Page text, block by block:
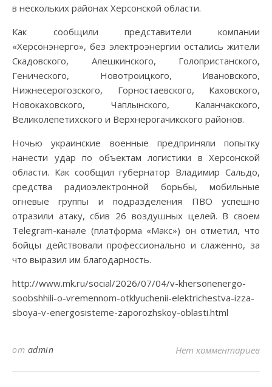
в нескольких районах Херсонской области.
Как сообщили представители компании
«Херсонэнерго», без электроэнергии остались жители
Скадовского, Алешкинского, Голопристанского,
Генического, Новотроицкого, Ивановского,
Нижнесерогозского, Горностаевского, Каховского,
Новокаховского, Чаплынского, Каланчакского,
Великолепетихского и Верхнерогачикского районов.
Ночью украинские военные предприняли попытку
нанести удар по объектам логистики в Херсонской
области. Как сообщил губернатор Владимир Сальдо,
средства радиоэлектронной борьбы, мобильные
огневые группы и подразделения ПВО успешно
отразили атаку, сбив 26 воздушных целей. В своем
Telegram-канале (платформа «Макс») он отметил, что
бойцы действовали профессионально и слаженно, за
что выразил им благодарность.
http://www.mk.ru/social/2026/07/04/v-khersonenergo-
soobshhili-o-vremennom-otklyuchenii-elektrichestva-izza-
sboya-v-energosisteme-zaporozhskoy-oblasti.html
от admin Нет комментариев